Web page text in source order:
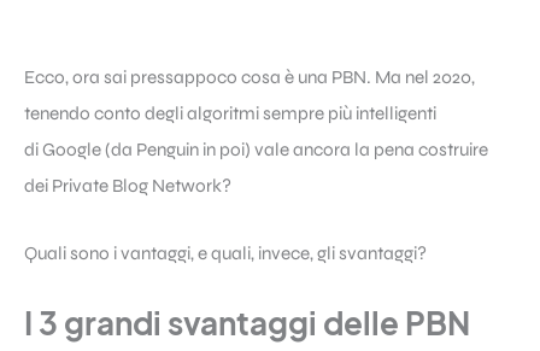
Ecco, ora sai pressappoco cosa è una PBN. Ma nel 2020,
tenendo conto degli algoritmi sempre più intelligenti
di Google (da Penguin in poi) vale ancora la pena costruire
dei Private Blog Network?
Quali sono i vantaggi, e quali, invece, gli svantaggi?
I 3 grandi svantaggi delle PBN